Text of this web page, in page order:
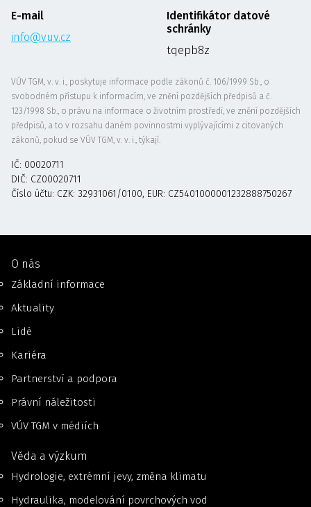
E-mail
info@vuv.cz
Identifikátor datové
schránky
tqepb8z
VÚV TGM, v. v. i., poskytuje informace podle zákonů č. 106/1999 Sb., o
svobodném přístupu k informacím, ve znění pozdějších předpisů a č.
123/1998 Sb., o právu na informace o životním prostředí, ve znění pozdějších
předpisů, a to v rozsahu daném povinnostmi vyplývajícími z citovaných
zákonů, pokud se VÚV TGM, v. v. i., týkají.
IČ: 00020711
DIČ: CZ00020711
Číslo účtu: CZK: 32931061/0100, EUR: CZ5401000001232888750267
O nás
Základní informace
Aktuality
Lidé
Kariéra
Partnerství a podpora
Právní náležitosti
VÚV TGM v médiích
Věda a výzkum
Hydrologie, extrémní jevy, změna klimatu
Hydraulika, modelování povrchových vod